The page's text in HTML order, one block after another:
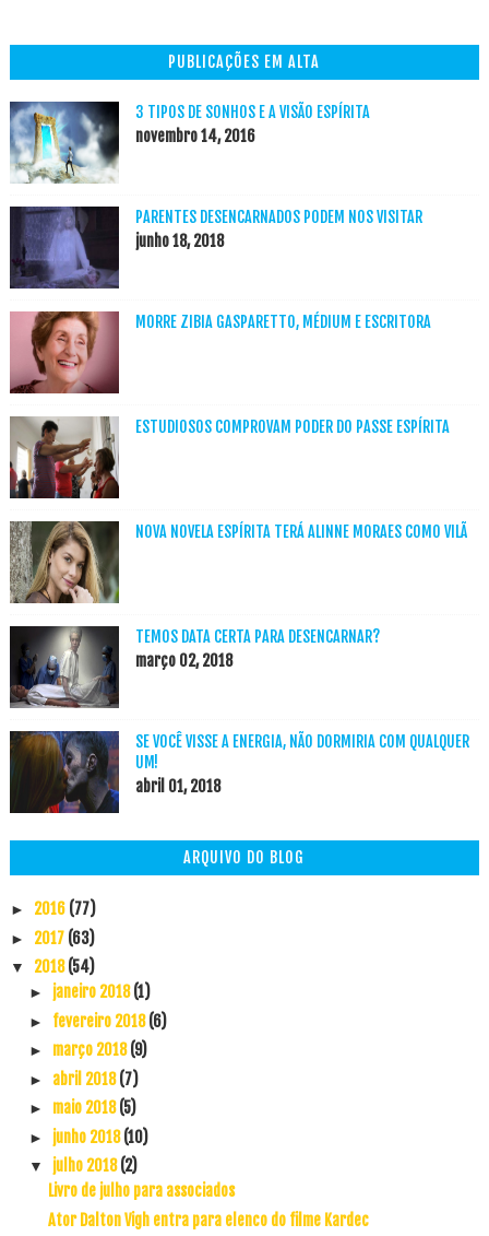
PUBLICAÇÕES EM ALTA
3 TIPOS DE SONHOS E A VISÃO ESPÍRITA
novembro 14, 2016
PARENTES DESENCARNADOS PODEM NOS VISITAR
junho 18, 2018
MORRE ZIBIA GASPARETTO, MÉDIUM E ESCRITORA
ESTUDIOSOS COMPROVAM PODER DO PASSE ESPÍRITA
NOVA NOVELA ESPÍRITA TERÁ ALINNE MORAES COMO VILÃ
TEMOS DATA CERTA PARA DESENCARNAR?
março 02, 2018
SE VOCÊ VISSE A ENERGIA, NÃO DORMIRIA COM QUALQUER
UM!
abril 01, 2018
ARQUIVO DO BLOG
► 2016 (77)
► 2017 (63)
▼ 2018(54)
► janeiro 2018(1)
► fevereiro 2018(6)
► março 2018(9)
► abril 2018(7)
► maio 2018(5)
► junho 2018(10)
▼ julho 2018(2)
Livro de julho para associados
Ator Dalton Vigh entra para elenco do filme Kardec